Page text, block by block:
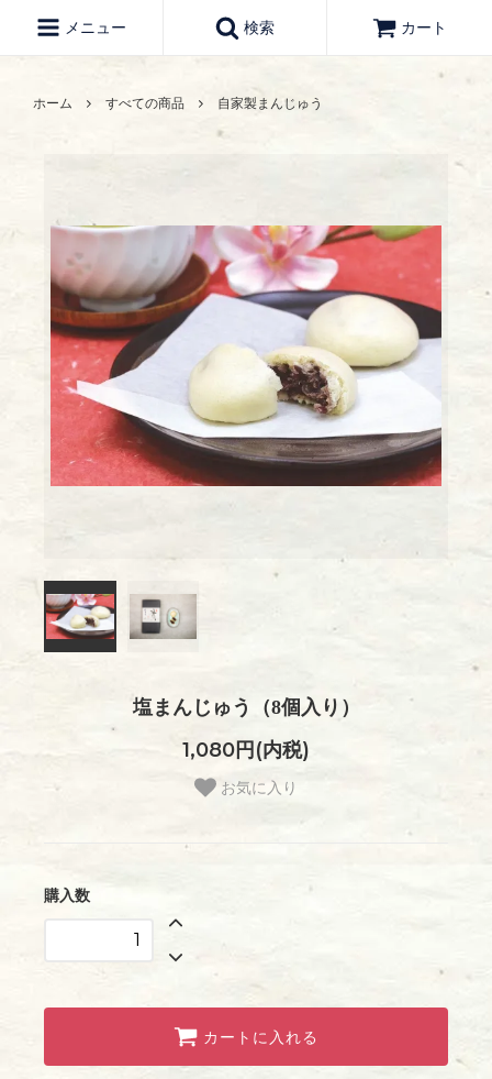
メニュー 検索 カート
ホーム すべての商品 自家製まんじゅう
塩まんじゅう（8個入り）
1,080円(内税)
お気に入り
購入数
カートに入れる